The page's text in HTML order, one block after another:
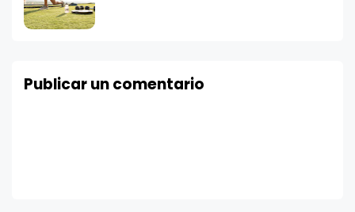
Publicar un comentario